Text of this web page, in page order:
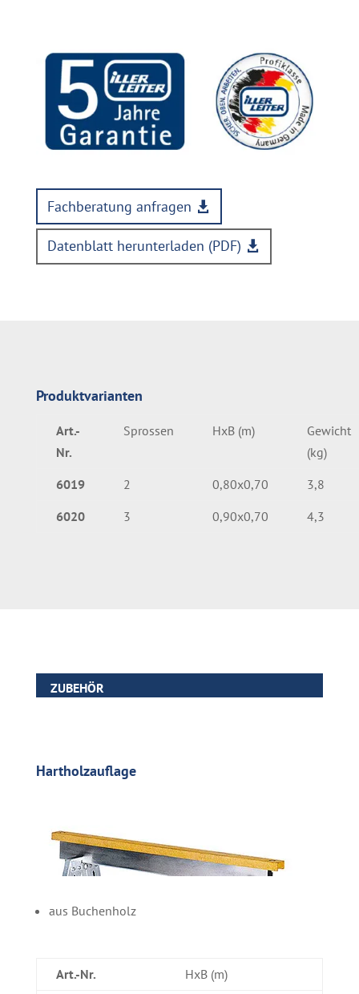
Fachberatung anfragen
Datenblatt herunterladen (PDF)
Produktvarianten
Art.-
Nr.
Sprossen HxB (m)
Gewicht
(kg)
6019
2 0,80x0,70
3,8
6020
3 0,90x0,70 4,3
ZUBEHÖR
Hartholzauflage
aus Buchenholz
Art.-Nr. HxB (m)